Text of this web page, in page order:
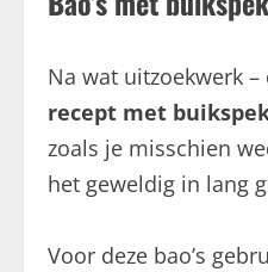
Na wat uitzoekwerk
recept met
zoals je misschien
het geweldig in lang
Voor deze bao’s